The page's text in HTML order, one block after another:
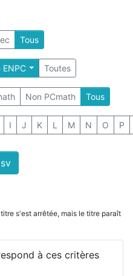
Tous
Toutes
Non PCmath Tous
I J K L M N O P
s'est arrêtée, mais le titre paraît
à ces critères